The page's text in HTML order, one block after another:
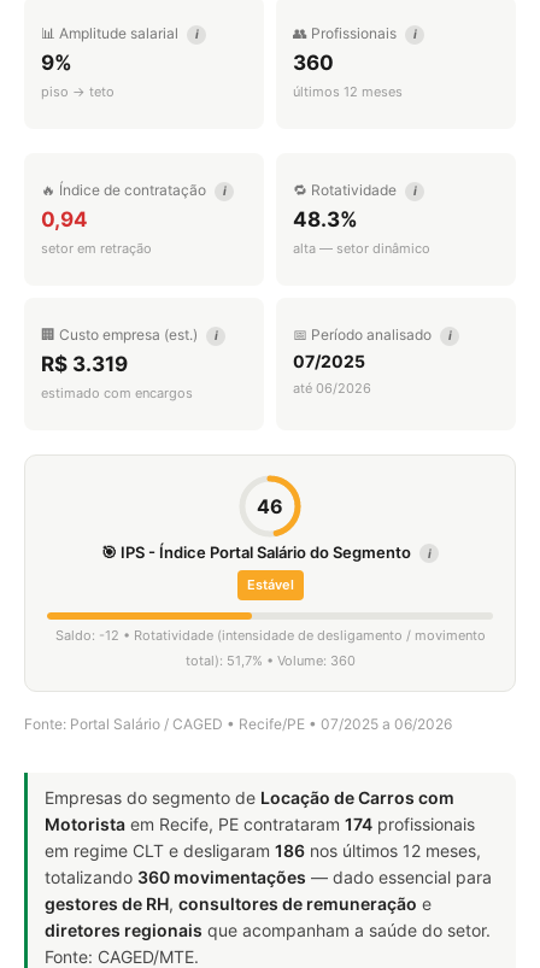
📊 Amplitude salarial i
9%
piso → teto
👥 Profissionais i
360
últimos 12 meses
🔥 Índice de contratação i
0,94
setor em retração
🔁 Rotatividade i
48.3%
alta — setor dinâmico
🏢 Custo empresa (est.) i
R$ 3.319
estimado com encargos
📅 Período analisado i
07/2025
até 06/2026
46
🎯 IPS - Índice Portal Salário do Segmento i
Estável
Saldo: -12 • Rotatividade (intensidade de desligamento / movimento
total): 51,7% • Volume: 360
Fonte: Portal Salário / CAGED • Recife/PE • 07/2025 a 06/2026
Empresas do segmento de Locação de Carros com
Motorista em Recife, PE contrataram 174 profissionais
em regime CLT e desligaram 186 nos últimos 12 meses,
totalizando 360 movimentações — dado essencial para
gestores de RH, consultores de remuneração e
diretores regionais que acompanham a saúde do setor.
Fonte: CAGED/MTE.